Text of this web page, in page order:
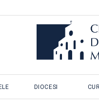
DIOCESI